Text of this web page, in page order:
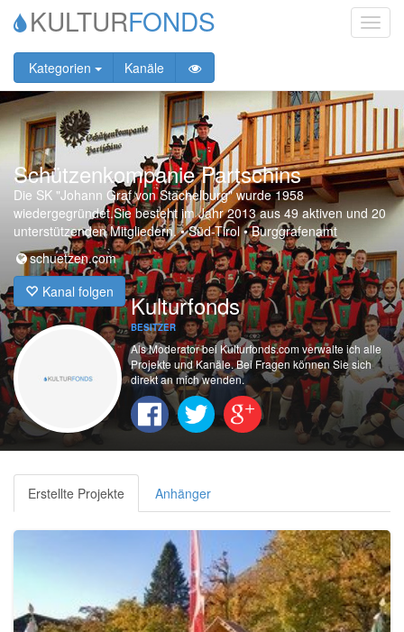
KULTURFONDS
Kategorien
Kanäle
Schützenkompanie Partschins
Die SK "Johann Graf von Stachelburg" wurde 1958
wiedergegründet.Sie besteht im Jahr 2013 aus 49 aktiven und 20
unterstützenden Mitgliedern.•Süd-Tirol • Burggrafenamt
schuetzen.com
Kanal folgen
Kulturfonds
BESITZER
Als Moderator bei Kulturfonds.com verwalte ich alle
Projekte und Kanäle. Bei Fragen können Sie sich
direkt an mich wenden.
Erstellte Projekte Anhänger